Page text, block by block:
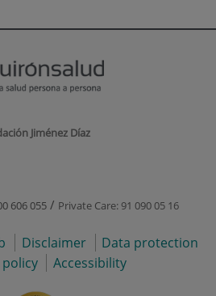
Jiménez Díaz
606 055 / Private Care: 91 090 05 16
Disclaimer
Data protection
policy
Accessibility